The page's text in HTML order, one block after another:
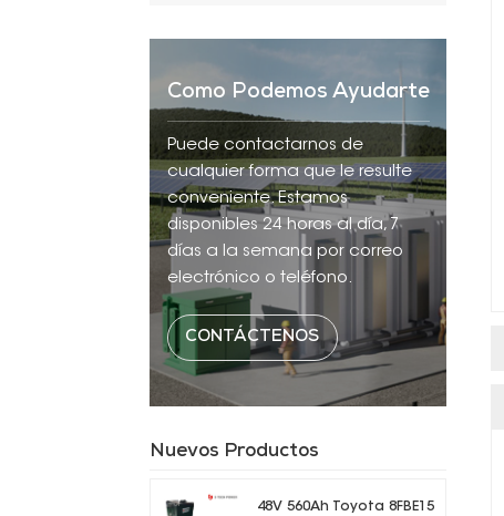
Como Podemos Ayudarte
Puede contactarnos de
cualquier forma que le resulte
conveniente. Estamos
disponibles 24 horas al día, 7
días a la semana por correo
electrónico o teléfono.
CONTÁCTENOS
Nuevos Productos
48V 560Ah Toyota 8FBE15